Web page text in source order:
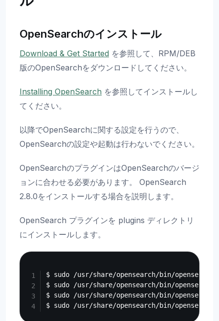
OpenSearchのインストール
Download & Get Started を参照して、RPM/DEB
版のOpenSearchをダウンロードしてください。
Installing OpenSearch を参照してインストールし
てください。
以降でOpenSearchに関する設定を行うので、
OpenSearchの設定や起動は行わないでください。
OpenSearchのプラグインはOpenSearchのバージ
ョンに合わせる必要があります。 OpenSearch
2.8.0をインストールする場合を説明します。
OpenSearch プラグインを plugins ディレクトリ
にインストールします。
$ sudo /usr/share/opensearch/bin/
$ sudo /usr/share/opensearch/bin/
$ sudo /usr/share/opensearch/bin/